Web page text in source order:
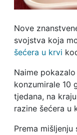
Nove
svojstva koja
šećera u krvi
Naime
konzumirale 10
tjedana, na
razine šećera u
Prema